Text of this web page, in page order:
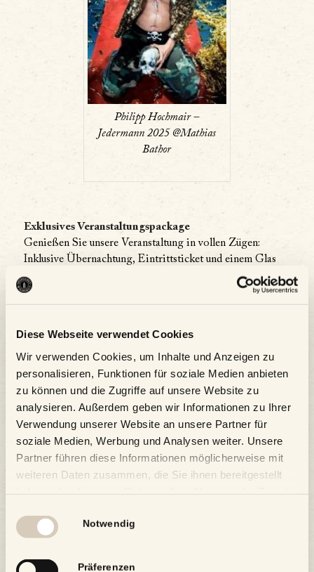
Diese Webseite verwendet Cookies
Wir verwenden Cookies, um Inhalte und Anzeigen zu
personalisieren, Funktionen für soziale Medien anbieten
zu können und die Zugriffe auf unsere Website zu
analysieren. Außerdem geben wir Informationen zu Ihrer
Verwendung unserer Website an unsere Partner für
soziale Medien, Werbung und Analysen weiter. Unsere
Partner führen diese Informationen möglicherweise mit
weiteren Daten zusammen, die Sie ihnen bereitgestellt
Notwendig
Präferenzen
Philipp Hochmair –
Jedermann 2025 @Mathias
Bathor
Exklusives Veranstaltungspackage
Genießen Sie unsere Veranstaltung in vollen Zügen:
Inklusive Übernachtung, Eintrittsticket und einem Glas
Perlage zur Begrüßung.
ab 265,00 EUR
Parken können Sie bei dieser Veranstaltung ausschließlich
bei der Mehrzweckhalle in Riedersbach (Weihartsstraße
35, 5120 St. Pantaleon) von dort fährt ab 17:30 Uhr ein
kostenloser Shuttle zum Stiegl-Gut Wildshut.
Der letzte Shuttle Bus fährt um 22 Uhr am Biergut ab.
Details
Datum:
26.08 |
Zeit: